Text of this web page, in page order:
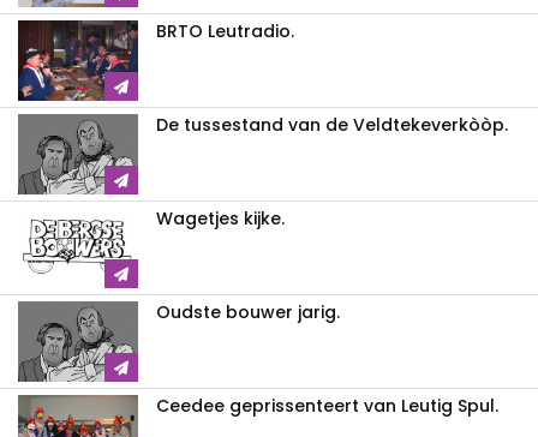
BRTO Leutradio.
De tussestand van de Veldtekeverkòòp.
Wagetjes kijke.
Oudste bouwer jarig.
Ceedee geprissenteert van Leutig Spul.